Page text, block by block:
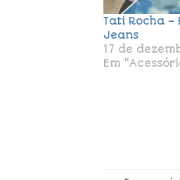
Tati Rocha –
Jeans
17 de
Em